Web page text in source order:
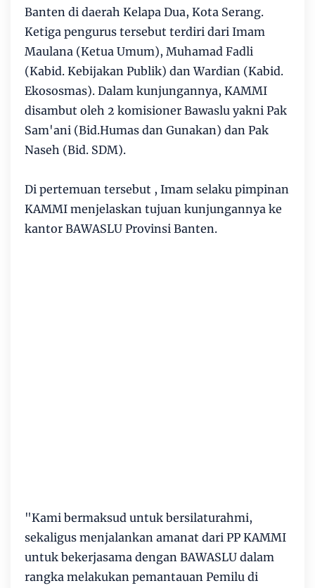
Banten di daerah Kelapa Dua, Kota Serang.
Ketiga pengurus tersebut terdiri dari Imam
Maulana (Ketua Umum), Muhamad Fadli
(Kabid. Kebijakan Publik) dan Wardian (Kabid.
Ekososmas). Dalam kunjungannya, KAMMI
disambut oleh 2 komisioner Bawaslu yakni Pak
Sam'ani (Bid.Humas dan Gunakan) dan Pak
Naseh (Bid. SDM).
Di pertemuan tersebut , Imam selaku pimpinan
KAMMI menjelaskan tujuan kunjungannya ke
kantor BAWASLU Provinsi Banten.
"Kami bermaksud untuk bersilaturahmi,
sekaligus menjalankan amanat dari PP KAMMI
untuk bekerjasama dengan BAWASLU dalam
rangka melakukan pemantauan Pemilu di